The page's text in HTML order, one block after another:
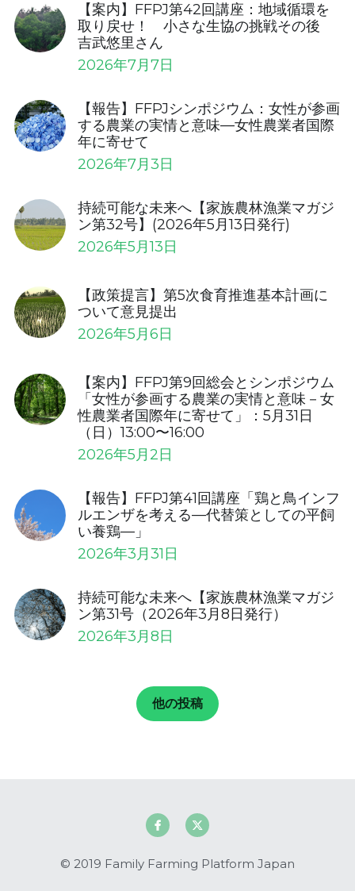
【案内】FFPJ第42回講座：地域循環を
取り戻せ！ 小さな生協の挑戦その後
吉武悠里さん
2026年7月7日
【報告】FFPJシンポジウム：女性が参画
する農業の実情と意味—女性農業者国際
年に寄せて
2026年7月3日
持続可能な未来へ【家族農林漁業マガジ
ン第32号】(2026年5月13日発行)
2026年5月13日
【政策提言】第5次食育推進基本計画に
ついて意見提出
2026年5月6日
【案内】FFPJ第9回総会とシンポジウム
「女性が参画する農業の実情と意味－女
性農業者国際年に寄せて」：5月31日
（日）13:00〜16:00
2026年5月2日
【報告】FFPJ第41回講座「鶏と鳥インフ
ルエンザを考える—代替策としての平飼
い養鶏—」
2026年3月31日
持続可能な未来へ【家族農林漁業マガジ
ン第31号（2026年3月8日発行）
2026年3月8日
他の投稿
© 2019 Family Farming Platform Japan